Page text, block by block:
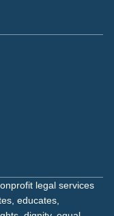
legal services
educates,